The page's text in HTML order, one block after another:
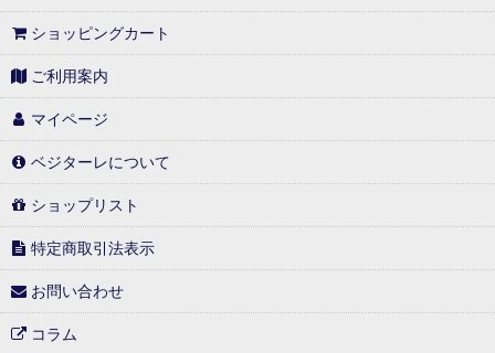
ショッピングカート
ご利用案内
マイページ
ベジターレについて
ショップリスト
特定商取引法表示
お問い合わせ
コラム